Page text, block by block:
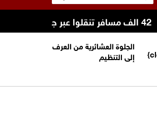
الجلوة العشائرية من العرف
إلى التنظيم